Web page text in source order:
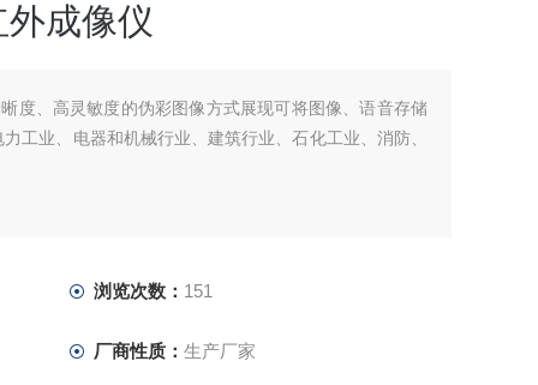
成像仪
度、高灵敏度的伪彩图像方式展现可将图像、语音存储
工业、电器和机械行业、建筑行业、石化工业、消防、
浏览次数： 151
厂商性质： 生产厂家